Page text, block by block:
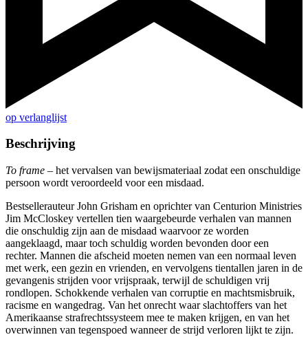
op verlanglijst
Beschrijving
To frame – het vervalsen van bewijsmateriaal zodat een onschuldige
persoon wordt veroordeeld voor een misdaad.
Bestsellerauteur John Grisham en oprichter van Centurion Ministries
Jim McCloskey vertellen tien waargebeurde verhalen van mannen
die onschuldig zijn aan de misdaad waarvoor ze worden
aangeklaagd, maar toch schuldig worden bevonden door een
rechter. Mannen die afscheid moeten nemen van een normaal leven
met werk, een gezin en vrienden, en vervolgens tientallen jaren in de
gevangenis strijden voor vrijspraak, terwijl de schuldigen vrij
rondlopen. Schokkende verhalen van corruptie en machtsmisbruik,
racisme en wangedrag. Van het onrecht waar slachtoffers van het
Amerikaanse strafrechtssysteem mee te maken krijgen, en van het
overwinnen van tegenspoed wanneer de strijd verloren lijkt te zijn.